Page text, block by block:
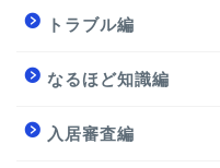
トラブル編
なるほど知識編
入居審査編